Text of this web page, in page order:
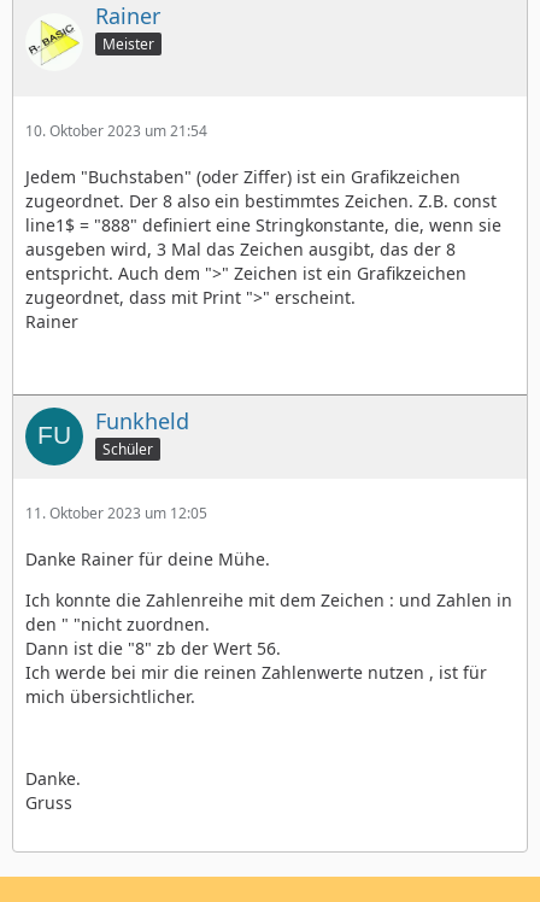
Rainer
Meister
10. Oktober 2023 um 21:54
Jedem "Buchstaben" (oder Ziffer) ist ein Grafikzeichen
zugeordnet. Der 8 also ein bestimmtes Zeichen. Z.B. const
line1$ = "888" definiert eine Stringkonstante, die, wenn sie
ausgeben wird, 3 Mal das Zeichen ausgibt, das der 8
entspricht. Auch dem ">" Zeichen ist ein Grafikzeichen
zugeordnet, dass mit Print ">" erscheint.
Rainer
Funkheld
Schüler
11. Oktober 2023 um 12:05
Danke Rainer für deine Mühe.
Ich konnte die Zahlenreihe mit dem Zeichen : und Zahlen in
den " "nicht zuordnen.
Dann ist die "8" zb der Wert 56.
Ich werde bei mir die reinen Zahlenwerte nutzen , ist für
mich übersichtlicher.
Danke.
Gruss